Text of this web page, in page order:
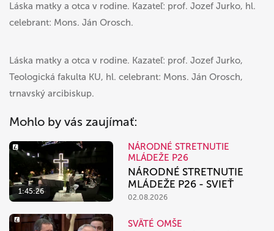
Láska matky a otca v rodine. Kazateľ: prof. Jozef Jurko, hl.
celebrant: Mons. Ján Orosch.
Láska matky a otca v rodine. Kazateľ: prof. Jozef Jurko,
Teologická fakulta KU, hl. celebrant: Mons. Ján Orosch,
trnavský arcibiskup.
Mohlo by vás zaujímať:
1:45:26
NÁRODNÉ STRETNUTIE
MLÁDEŽE P26
NÁRODNÉ STRETNUTIE
MLÁDEŽE P26 - SVIEŤ
02.08.2026
SVÄTÉ OMŠE